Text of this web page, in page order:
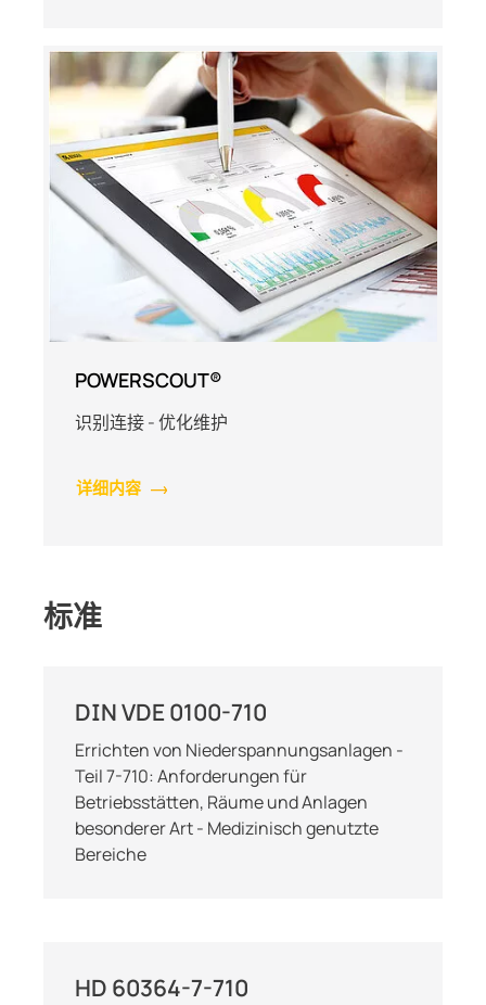
POWERSCOUT®
识别连接 - 优化维护
详细内容
标准
DIN VDE 0100-710
Errichten von Niederspannungsanlagen -
Teil 7-710: Anforderungen für
Betriebsstätten, Räume und Anlagen
besonderer Art - Medizinisch genutzte
Bereiche
HD 60364-7-710